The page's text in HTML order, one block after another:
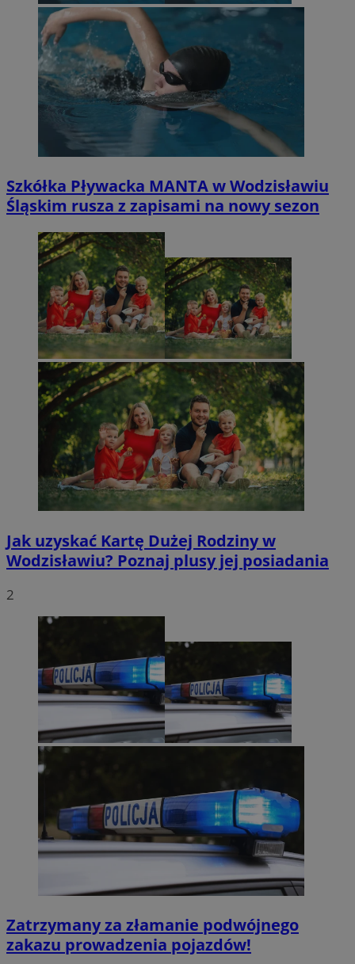
Szkółka Pływacka MANTA w Wodzisławiu
Śląskim rusza z zapisami na nowy sezon
Jak uzyskać Kartę Dużej Rodziny w
Wodzisławiu? Poznaj plusy jej posiadania
2
Zatrzymany za złamanie podwójnego
zakazu prowadzenia pojazdów!